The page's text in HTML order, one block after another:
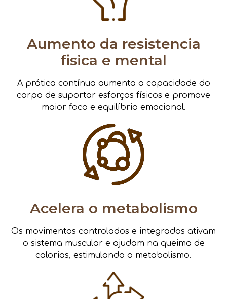
Aumento da resistencia
fisica e mental
A prática contínua aumenta a capacidade do
corpo de suportar esforços físicos e promove
maior foco e equilíbrio emocional.
Acelera o metabolismo
Os movimentos controlados e integrados ativam
o sistema muscular e ajudam na queima de
calorias, estimulando o metabolismo.